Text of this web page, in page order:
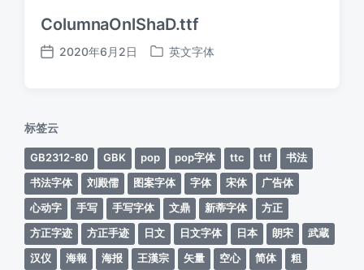
ColumnaOnlShaD.ttf
发
2020年6月2日
发
英文字体
标签云
GB2312-80 GBK pop pop字体 ttc ttf
书法
书法字体
刘殿儒 图案字体 字体 宋体
广告体
心动字
手写 手写字体 文鼎 新蒂字体
方正
方正字迹
方正手迹 日文 日文字体 日本 朗宋
武蔵
汉仪
海報 海报 王漢宗 矢量 空心 简体
粗